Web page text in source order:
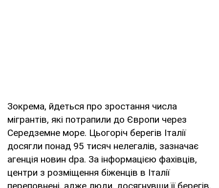
Зокрема, йдеться про зростання числа
мігрантів, які потрапили до Європи через
Середземне море. Цьогоріч берегів Італії
досягли понад 95 тисяч нелегалів, зазначає
агенція новин dpa. За інформацією фахівців,
центри з розміщення біженців в Італії
переповнені, адже люди, досягнувши її берегів,